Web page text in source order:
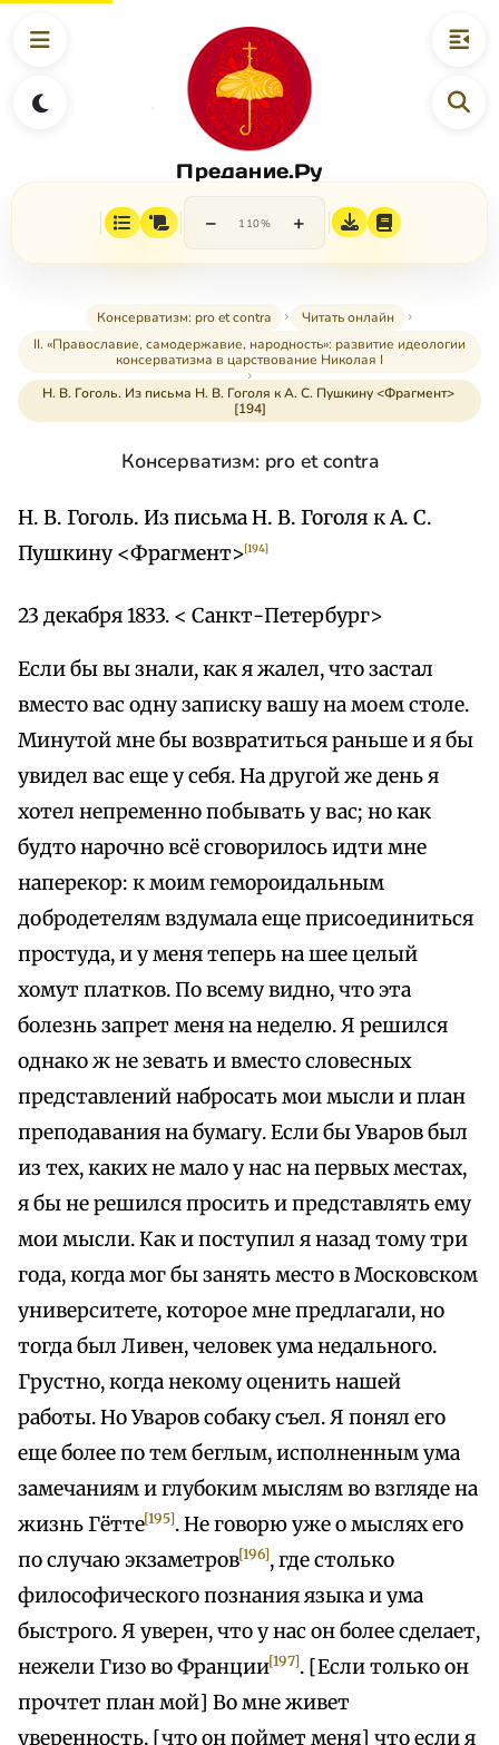
Предание.Ру
− 110% +
Консерватизм: pro et contra
Читать онлайн
II. «Православие, самодержавие, народность»: развитие идеологии
консерватизма в царствование Николая I
Н. В. Гоголь. Из письма Н. В. Гоголя к А. С. Пушкину <Фрагмент>
[194]
Консерватизм: pro et contra
Н. В. Гоголь. Из письма Н. В. Гоголя к А. С.
Пушкину <Фрагмент>[194]
23 декабря 1833. < Санкт-Петербург>
Если бы вы знали, как я жалел, что застал
вместо вас одну записку вашу на моем столе.
Минутой мне бы возвратиться раньше и я бы
увидел вас еще у себя. На другой же день я
хотел непременно побывать у вас; но как
будто нарочно всё сговорилось идти мне
наперекор: к моим гемороидальным
добродетелям вздумала еще присоединиться
простуда, и у меня теперь на шее целый
хомут платков. По всему видно, что эта
болезнь запрет меня на неделю. Я решился
однако ж не зевать и вместо словесных
представлений набросать мои мысли и план
преподавания на бумагу. Если бы Уваров был
из тех, каких не мало у нас на первых местах,
я бы не решился просить и представлять ему
мои мысли. Как и поступил я назад тому три
года, когда мог бы занять место в Московском
университете, которое мне предлагали, но
тогда был Ливен, человек ума недального.
Грустно, когда некому оценить нашей
работы. Но Уваров собаку съел. Я понял его
еще более по тем беглым, исполненным ума
замечаниям и глубоким мыслям во взгляде на
жизнь Гётте[195]. Не говорю уже о мыслях его
по случаю экзаметров[196], где столько
философического познания языка и ума
быстрого. Я уверен, что у нас он более сделает,
нежели Гизо во Франции[197]. [Если только он
прочтет план мой] Во мне живет
уверенность, [что он поймет меня] что если я